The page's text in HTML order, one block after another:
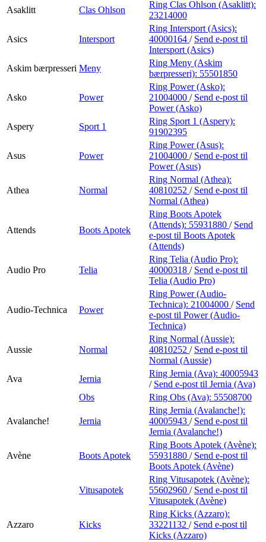
Asaklitt Clas Ohlson
Ring Clas Ohlson (Asaklitt):
23214000
Asics Intersport
Ring Intersport (Asics):
40000164 / Send e-post til
Intersport (Asics)
Askim bærpresseri Meny
Ring Meny (Askim
bærpresseri): 55501850
Asko Power
Ring Power (Asko):
21004000 / Send e-post til
Power (Asko)
Aspery
Sport 1
Ring Sport 1 (Aspery):
91902395
Asus Power
Ring Power (Asus):
21004000 / Send e-post til
Power (Asus)
Athea Normal
Ring Normal (Athea):
40810252 / Send e-post til
Normal (Athea)
Attends Boots Apotek
Ring Boots Apotek
(Attends): 55931880 / Send
e-post til Boots Apotek
(Attends)
Audio Pro Telia
Ring Telia (Audio Pro):
40000318 / Send e-post til
Telia (Audio Pro)
Audio-Technica Power
Ring Power (Audio-
Technica): 21004000 / Send
e-post til Power (Audio-
Technica)
Aussie Normal
Ring Normal (Aussie):
40810252 / Send e-post til
Normal (Aussie)
Ava
Jernia
Ring Jernia (Ava): 40005943
/ Send e-post til Jernia (Ava)
Obs
Ring Obs (Ava): 55508700
Avalanche! Jernia
Ring Jernia (Avalanche!):
40005943 / Send e-post til
Jernia (Avalanche!)
Avène Boots Apotek
Ring Boots Apotek (Avène):
55931880 / Send e-post til
Boots Apotek (Avène)
Vitusapotek
Ring Vitusapotek (Avène):
55602960 / Send e-post til
Vitusapotek (Avène)
Azzaro Kicks
Ring Kicks (Azzaro):
33221132 / Send e-post til
Kicks (Azzaro)